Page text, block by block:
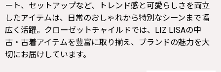
ート、セットアップなど、トレンド感と可愛らしさを両立
したアイテムは、日常のおしゃれから特別なシーンまで幅
広く活躍。クローゼットチャイルドでは、LIZ LISAの中
古・古着アイテムを豊富に取り揃え、ブランドの魅力を大
切にお届けしています。